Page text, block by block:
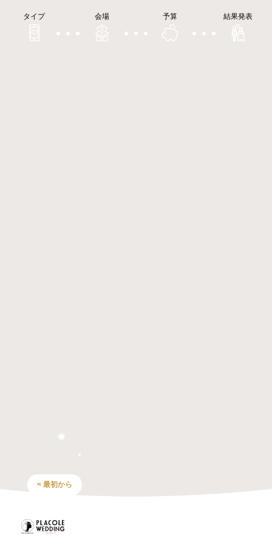
タイプ 会場 予算 結果発表
< 最初から